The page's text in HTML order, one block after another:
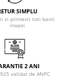
SIMPLU
si primesti toti banii
inapoi
2 ANI
validat de ANPC